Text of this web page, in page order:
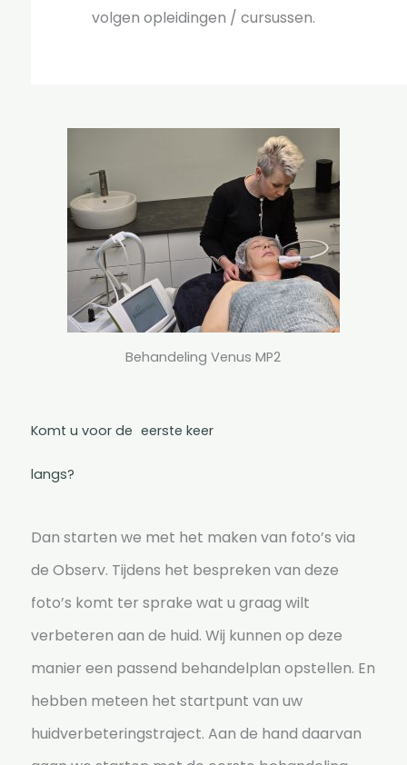
volgen opleidingen / cursussen.
Komt u voor de eerste keer
langs?
Dan starten we met het maken van foto’s via
de Observ. Tijdens het bespreken van deze
foto’s komt ter sprake wat u graag wilt
verbeteren aan de huid. Wij kunnen op deze
manier een passend behandelplan opstellen. En
hebben meteen het startpunt van uw
huidverbeteringstraject. Aan de hand daarvan
Behandeling Venus MP2